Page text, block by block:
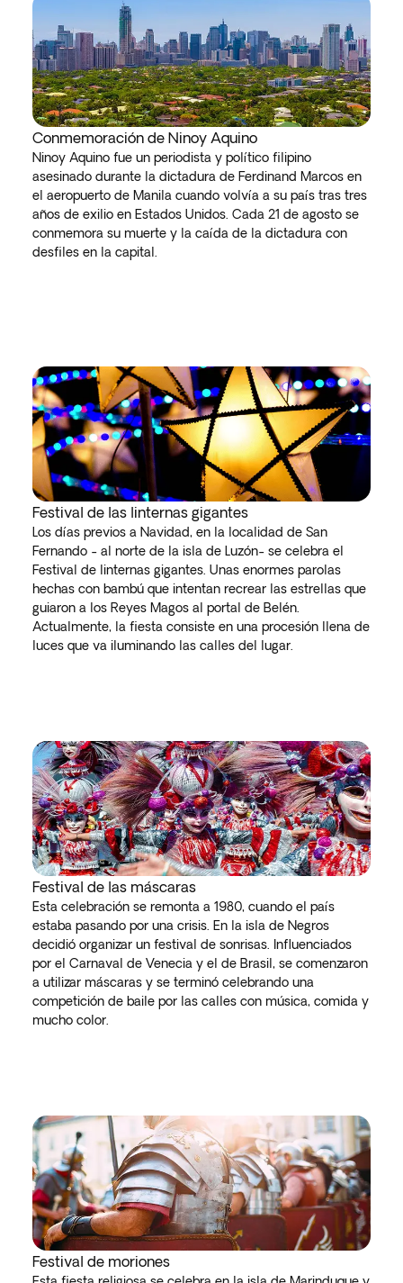
Conmemoración de Ninoy Aquino
Ninoy Aquino fue un periodista y político filipino
asesinado durante la dictadura de Ferdinand Marcos en
el aeropuerto de Manila cuando volvía a su país tras tres
años de exilio en Estados Unidos. Cada 21 de agosto se
conmemora su muerte y la caída de la dictadura con
desfiles en la capital.
Festival de las linternas gigantes
Los días previos a Navidad, en la localidad de San
Fernando - al norte de la isla de Luzón- se celebra el
Festival de linternas gigantes. Unas enormes parolas
hechas con bambú que intentan recrear las estrellas que
guiaron a los Reyes Magos al portal de Belén.
Actualmente, la fiesta consiste en una procesión llena de
luces que va iluminando las calles del lugar.
Festival de las máscaras
Esta celebración se remonta a 1980, cuando el país
estaba pasando por una crisis. En la isla de Negros
decidió organizar un festival de sonrisas. Influenciados
por el Carnaval de Venecia y el de Brasil, se comenzaron
a utilizar máscaras y se terminó celebrando una
competición de baile por las calles con música, comida y
mucho color.
Festival de moriones